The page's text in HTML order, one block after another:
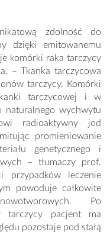
zdolność do
dzięki emitowanemu
komórki raka tarczycy
– Tkanka tarczycowa
tarczycy. Komórki
tarczycowej i w
naturalnego wychwytu
radioaktywny jod
promieniowanie
genetycznego i
– tłumaczy prof.
przypadków leczenie
powoduje całkowite
Po
tarczycy pacjent ma
pozostaje pod stałą